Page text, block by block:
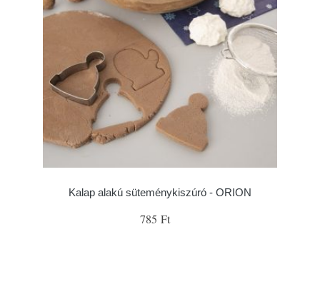
Kalap alakú süteménykiszúró - ORION
785 Ft